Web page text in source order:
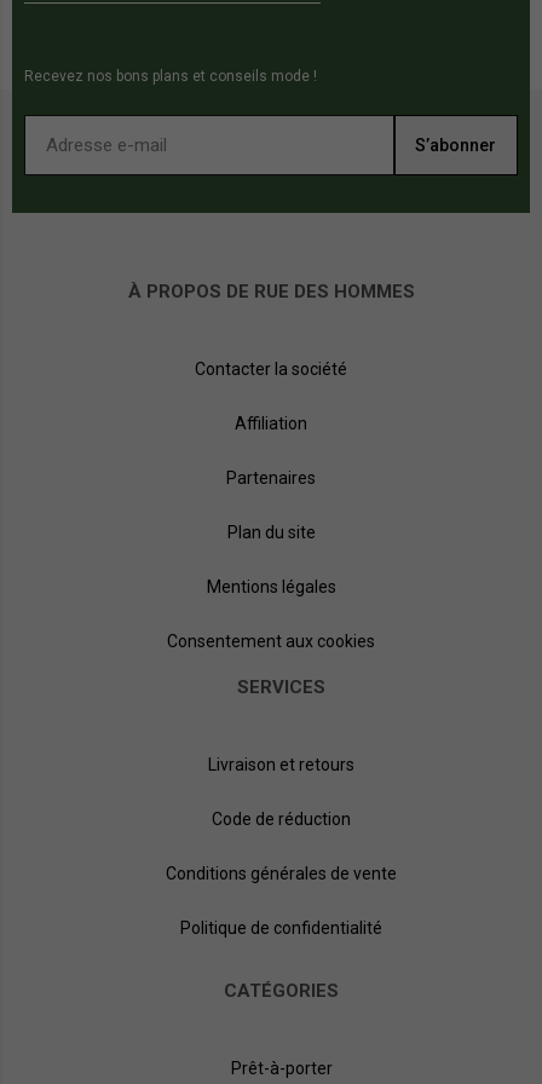
Recevez nos bons plans et conseils mode !
S’abonner
À PROPOS DE RUE DES HOMMES
Contacter la société
Affiliation
Partenaires
Plan du site
Mentions légales
Consentement aux cookies
SERVICES
Livraison et retours
Code de réduction
Conditions générales de vente
Politique de confidentialité
CATÉGORIES
Prêt-à-porter